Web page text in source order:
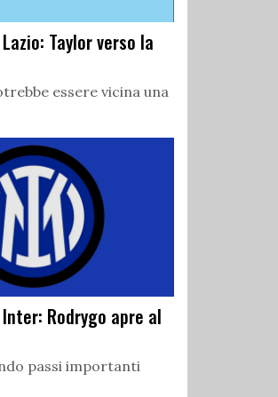
Taylor verso la
essere vicina una
Rodrygo apre al
passi importanti